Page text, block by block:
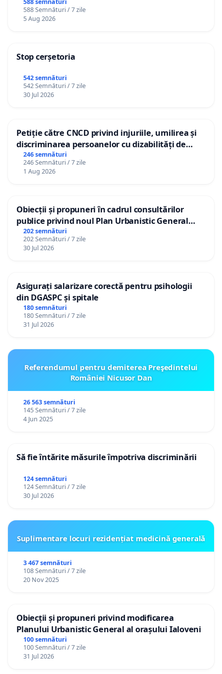
588 Semnături / 7 zile
5 Aug 2026
Stop cerșetoria
542 semnături
542 Semnături / 7 zile
30 Jul 2026
Petiție către CNCD privind injuriile, umilirea și
discriminarea persoanelor cu dizabilități de
către utilizatorul TikTok „Gorici”
246 semnături
246 Semnături / 7 zile
1 Aug 2026
Obiecții și propuneri în cadrul consultărilor
publice privind noul Plan Urbanistic General
(PUG) Ialoveni
202 semnături
202 Semnături / 7 zile
30 Jul 2026
Asigurați salarizare corectă pentru psihologii
din DGASPC și spitale
180 semnături
180 Semnături / 7 zile
31 Jul 2026
Referendumul pentru demiterea Preşedintelui
României Nicusor Dan
26 563 semnături
145 Semnături / 7 zile
4 Jun 2025
Să fie întărite măsurile împotriva discriminării
124 semnături
124 Semnături / 7 zile
30 Jul 2026
Suplimentare locuri rezidențiat medicină generală
3 467 semnături
108 Semnături / 7 zile
20 Nov 2025
Obiecții și propuneri privind modificarea
Planului Urbanistic General al orașului Ialoveni
100 semnături
100 Semnături / 7 zile
31 Jul 2026